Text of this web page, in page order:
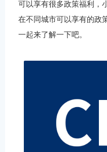
可以享有很多政策福利，
在不同城市可以享有的政
一起来了解一下吧。